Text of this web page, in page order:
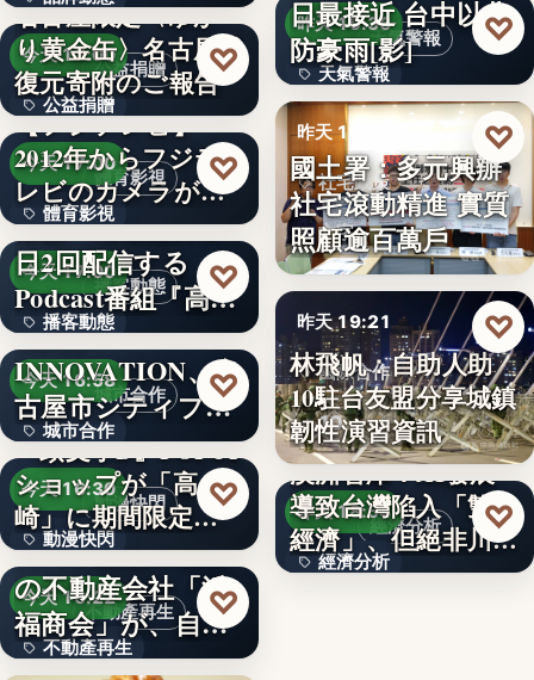
文字
公益捐贈
今天 17:00
公益捐贈
4,550,085
名古屋限定〈ゆか
り黄金缶〉名古屋城
復元寄附のご報告
♡
體育影視
今天 17:00
體育影視
99
【フジテレビ】
2012年からフジテ
レビのカメラが追
い続け…
♡
播客動態
今天 17:00
播客動態
文字
俳優・高橋健介が1
日2回配信する
Podcast番組『高
橋…
♡
城市合作
今天 16:58
城市合作
文字
NEXT
INNOVATION、名
古屋市シティプロ
モーシ…
♡
動漫快閃
今天 16:30
動漫快閃
366
『頭文字D』POPUP
ショップが「高
崎」に期間限定で
登場…
♡
不動產再生
今天 16:22
不動產再生
1970年創業の長崎
の不動産会社「浜
福商会」が、自ら
再生…
♡
天氣警報
昨天 19:36
天氣警報
文字
日最接近 台中以北
防豪雨[影]
♡
昨天 19:26
社宅政策
文字
國土署：多元興辦
社宅滾動精進 實質
照顧逾百萬戶
♡
昨天 19:21
國際合作
10
林飛帆：自助人助
10駐台友盟分享城鎮
韌性演習資訊
♡
經濟分析
昨天 18:54
經濟分析
澳洲智庫：AI發展
導致台灣陷入「雙速
經濟」、但絕非川普
所…
♡